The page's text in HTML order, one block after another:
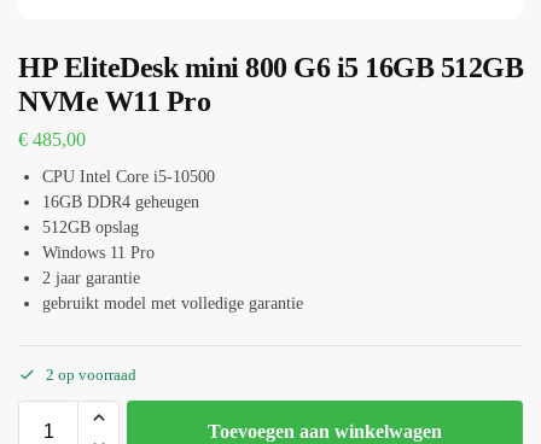
HP EliteDesk mini 800 G6 i5 16GB 512GB
NVMe W11 Pro
€ 485,00
CPU Intel Core i5-10500
16GB DDR4 geheugen
512GB opslag
Windows 11 Pro
2 jaar garantie
gebruikt model met volledige garantie
2 op voorraad
Toevoegen aan winkelwagen